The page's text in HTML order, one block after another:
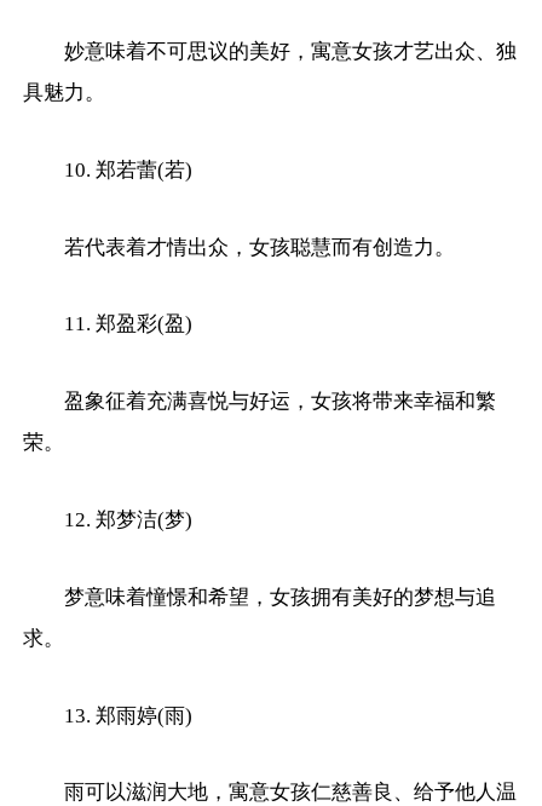
妙意味着不可思议的美好，寓意女孩才艺出众、独
具魅力。
10. 郑若蕾(若)
若代表着才情出众，女孩聪慧而有创造力。
11. 郑盈彩(盈)
盈象征着充满喜悦与好运，女孩将带来幸福和繁
荣。
12. 郑梦洁(梦)
梦意味着憧憬和希望，女孩拥有美好的梦想与追
求。
13. 郑雨婷(雨)
雨可以滋润大地，寓意女孩仁慈善良、给予他人温